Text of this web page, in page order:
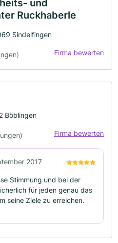
und
Ruckhaberle
Sindelfingen
Firma bewerten
Böblingen
Firma bewerten
2017
Stimmung und bei der
für jeden genau das
seine Ziele zu erreichen.